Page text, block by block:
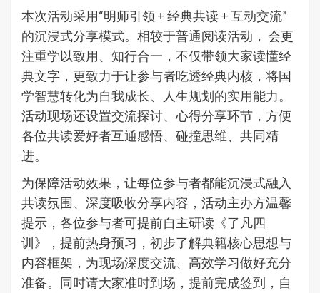
本次活动采用“明师引领 + 经典共读 + 互动交流”
的沉浸式分享模式。相较于普通阅读活动， 会更
注重学以致用、知行合一，不仅带领大家读懂经
典文字，更致力于让参与者吃透经典内核，将国
学智慧转化为自我成长、人生规划的实用能力。
活动现场还设置交流探讨、心得分享环节，方便
各位共读爱好者互通感悟、碰撞思维、共同精
进。
为保障活动效果，让每位参与者都能沉浸式融入
共读氛围、深度吸收分享内容，活动主办方温馨
提示，各位参与者可提前自主研读《了凡四
训》，提前热身预习，初步了解典籍核心思想与
内容框架，为现场深度交流、高效学习做好充分
准备。同时请大家准时到场，提前完成签到，自